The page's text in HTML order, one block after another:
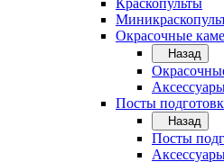
Краскопульты
Окрасочные
Назад
Посты
Назад
Посты